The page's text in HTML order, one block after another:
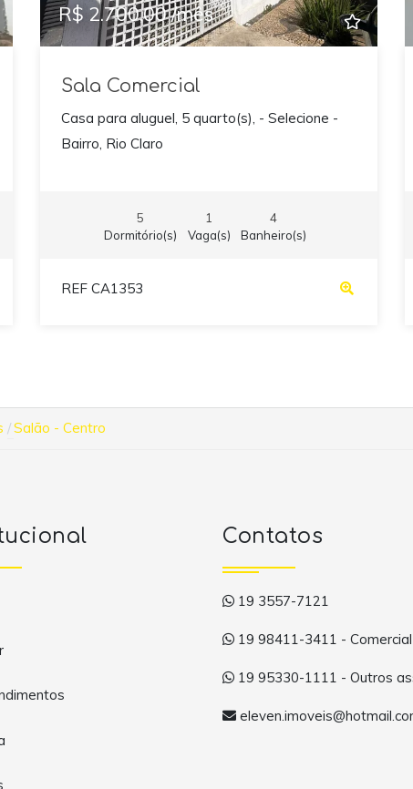
R$ 2.700,00 /mês
Sala Comercial
Casa para aluguel, 5 quarto(s), - Selecione -
Bairro, Rio Claro
5
Dormitório(s)
1
Vaga(s)
4
Banheiro(s)
REF CA1353
Salão - Centro
Contatos
19 3557-7121
19 98411-3411 - Comercial
19 95330-1111 - Outros